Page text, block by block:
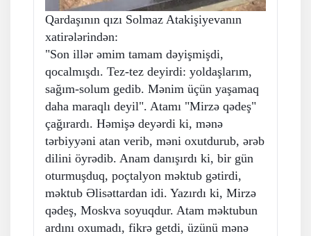
Qardaşının qızı Solmaz Atakişiyevanın
xatirələrindən:
"Son illər əmim tamam dəyişmişdi,
qocalmışdı. Tez-tez deyirdi: yoldaşlarım,
sağım-solum gedib. Mənim üçün yaşamaq
daha maraqlı deyil". Atamı "Mirzə qədeş"
çağırardı. Həmişə deyərdi ki, mənə
tərbiyyəni atan verib, məni oxutdurub, ərəb
dilini öyrədib. Anam danışırdı ki, bir gün
oturmuşduq, poçtalyon məktub gətirdi,
məktub Əlisəttardan idi. Yazırdı ki, Mirzə
qədeş, Moskva soyuqdur. Atam məktubun
ardını oxumadı, fikrə getdi, üzünü mənə